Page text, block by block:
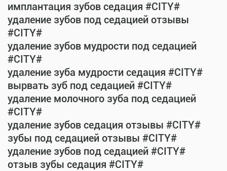
имплантация зубов седация #CITY#
удаление зубов под седацией отзывы
#CITY#
удаление зубов мудрости под седацией
#CITY#
удаление зуба мудрости седация #CITY#
вырвать зуб под седацией #CITY#
удаление молочного зуба под седацией
#CITY#
удаление зубов седация отзывы #CITY#
зубы под седацией отзывы #CITY#
удаление зубов под седацией #CITY#
отзыв зубы седация #CITY#